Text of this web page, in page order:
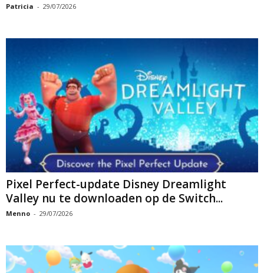
Patricia - 29/07/2026
Pixel Perfect-update Disney Dreamlight
Valley nu te downloaden op de Switch...
Menno - 29/07/2026